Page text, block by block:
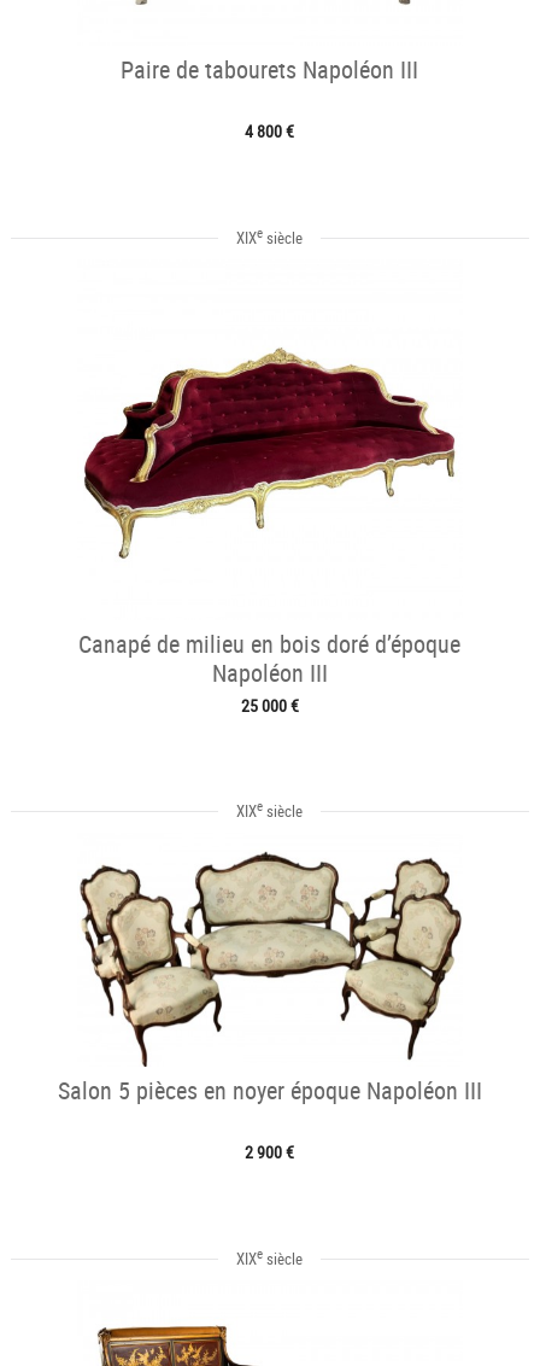
Paire de tabourets Napoléon III
4 800 €
XIXe siècle
Canapé de milieu en bois doré d’époque
Napoléon III
25 000 €
XIXe siècle
Salon 5 pièces en noyer époque Napoléon III
2 900 €
XIXe siècle